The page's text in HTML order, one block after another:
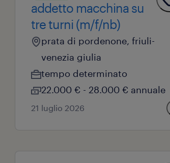
addetto macchina su
tre turni (m/f/nb)
prata di pordenone, friuli-
venezia giulia
tempo determinato
22.000 € - 28.000 € annuale
21 luglio 2026